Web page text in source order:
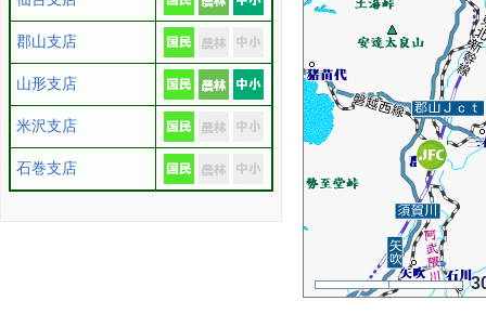
郡山支店
山形支店
米沢支店
石巻支店